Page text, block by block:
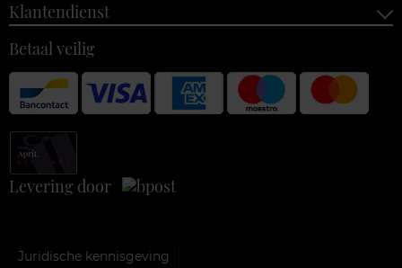
Klantendienst
Betaal veilig
Levering door
Juridische kennisgeving